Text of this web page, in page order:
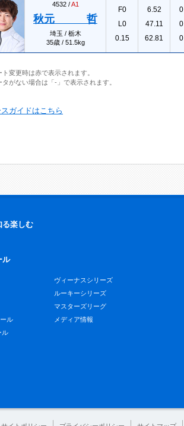
4532 /A1
秋元 哲
埼玉 / 栃木
35歳 / 51.5kg
F0
L0
0.15
6.52
47.11
62.81
変更時は赤で表示されます。
がない場合は「-」で表示されます。
ガイドはこちら
る楽しむ
ル
ル
ル
ヴィーナスシリーズ
ルーキーシリーズ
マスターズリーグ
メディア情報